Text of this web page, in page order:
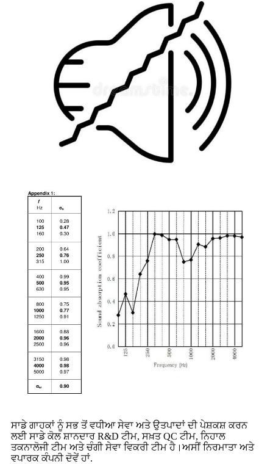
ਸਾਡੇ ਗਾਹਕਾਂ ਨੂੰ ਸਭ ਤੋਂ ਵਧੀਆ ਸੇਵਾ ਅਤੇ ਉਤਪਾਦਾਂ ਦੀ ਪੇਸ਼ਕਸ਼ ਕਰਨ
ਲਈ ਸਾਡੇ ਕੋਲ ਸ਼ਾਨਦਾਰ R&D ਟੀਮ, ਸਖ਼ਤ QC ਟੀਮ, ਨਿਹਾਲ
ਤਕਨਾਲੋਜੀ ਟੀਮ ਅਤੇ ਚੰਗੀ ਸੇਵਾ ਵਿਕਰੀ ਟੀਮ ਹੈ।ਅਸੀਂ ਨਿਰਮਾਤਾ ਅਤੇ
ਵਪਾਰਕ ਕੰਪਨੀ ਦੋਵੇਂ ਹਾਂ.